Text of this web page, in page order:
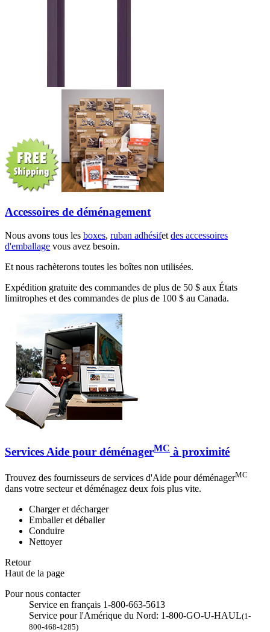
Accessoires de déménagement
Nous avons tous les boxes, ruban adhésifet des accessoires
d'emballage vous avez besoin.
Et nous rachèterons toutes les boîtes non utilisées.
Expédition gratuite des commandes de plus de 50 $ aux États
limitrophes et des commandes de plus de 100 $ au Canada.
Services Aide pour déménagerMC à proximité
Trouvez des fournisseurs de services d'Aide pour déménagerMC
dans votre secteur et déménagez deux fois plus vite.
Charger et décharger
Emballer et déballer
Conduire
Nettoyer
Retour
Haut de la page
Pour nous contacter
Service en français 1-800-663-5613
Service pour l'Amérique du Nord: 1-800-GO-U-HAUL(1-
800-468-4285)